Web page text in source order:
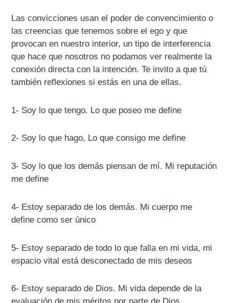
Las convicciones usan el poder de convencimiento o
las creencias que tenemos sobre el ego y que
provocan en nuestro interior, un tipo de interferencia
que hace que nosotros no podamos ver realmente la
conexión directa con la intención. Te invito a que tú
también reflexiones si estás en una de ellas.
1- Soy lo que tengo. Lo que poseo me define
2- Soy lo que hago, Lo que consigo me define
3- Soy lo que los demás piensan de mí. Mi reputación
me define
4- Estoy separado de los demás. Mi cuerpo me
define como ser único
5- Estoy separado de todo lo que falla en mi vida, mi
espacio vital está desconectado de mis deseos
6- Estoy separado de Dios. Mi vida depende de la